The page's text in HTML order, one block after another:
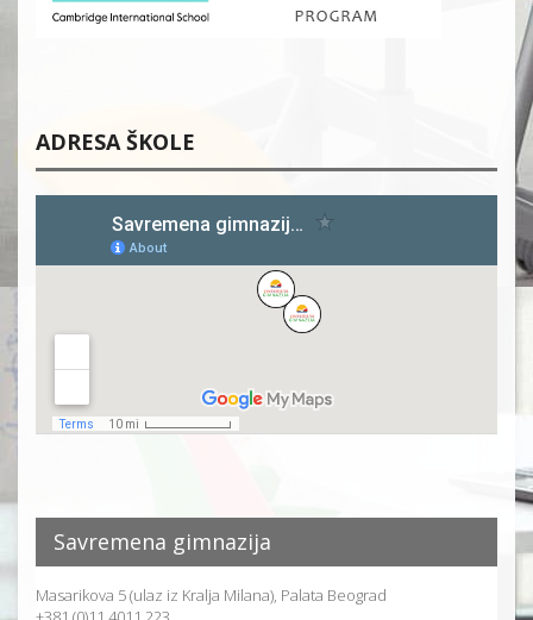
ADRESA ŠKOLE
Savremena gimnazija
Masarikova 5 (ulaz iz Kralja Milana), Palata Beograd